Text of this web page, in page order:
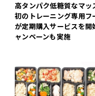
高タンパク低糖質なマ
初のトレーニング専用フ
が定期購入サービスを
ャンペーンも実施